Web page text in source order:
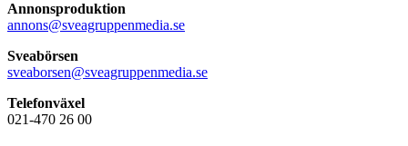
Annonsproduktion
annons@sveagruppenmedia.se
Sveabörsen
sveaborsen@sveagruppenmedia.se
Telefonväxel
021-470 26 00